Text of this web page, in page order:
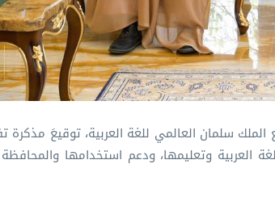
سلمان العالمي للغة العربية، توقيعَ مذكرة
العربية وتعليمها، ودعم استخدامها